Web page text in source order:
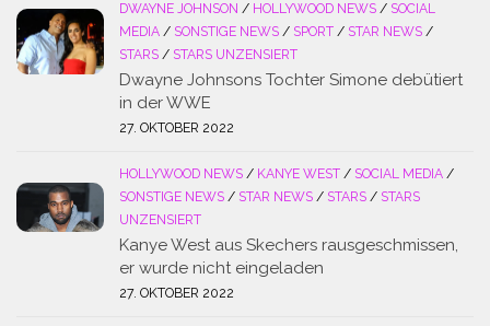
DWAYNE JOHNSON / HOLLYWOOD NEWS / SOCIAL
MEDIA / SONSTIGE NEWS / SPORT / STAR NEWS /
STARS / STARS UNZENSIERT
Dwayne Johnsons Tochter Simone debütiert
in der WWE
27. OKTOBER 2022
HOLLYWOOD NEWS / KANYE WEST / SOCIAL MEDIA /
SONSTIGE NEWS / STAR NEWS / STARS / STARS
UNZENSIERT
Kanye West aus Skechers rausgeschmissen,
er wurde nicht eingeladen
27. OKTOBER 2022